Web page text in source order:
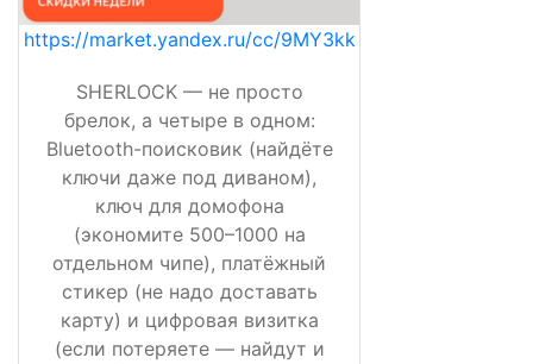
https://market.yandex.ru/cc/9MY3kk
SHERLOCK — не просто
брелок, а четыре в одном:
Bluetooth-поисковик (найдёте
ключи даже под диваном),
ключ для домофона
(экономите 500–1000 на
отдельном чипе), платёжный
стикер (не надо доставать
карту) и цифровая визитка
(если потеряете — найдут и